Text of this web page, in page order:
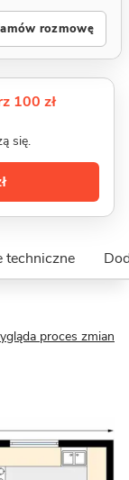
rozmowę
100 zł
się.
techniczne
proces zmian